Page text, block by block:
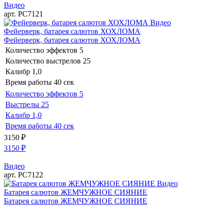
Видео
арт. РС7121
Видео
Фейерверк, батарея салютов ХОХЛОМА
Фейерверк, батарея салютов ХОХЛОМА
Количество эффектов 5
Количество выстрелов 25
Калибр 1,0
Время работы 40 сек
Количество эффектов 5
Выстрелы 25
Калибр 1,0
Время работы 40 сек
3150 ₽
3150 ₽
Видео
арт. РС7122
Видео
Батарея салютов ЖЕМЧУЖНОЕ СИЯНИЕ
Батарея салютов ЖЕМЧУЖНОЕ СИЯНИЕ